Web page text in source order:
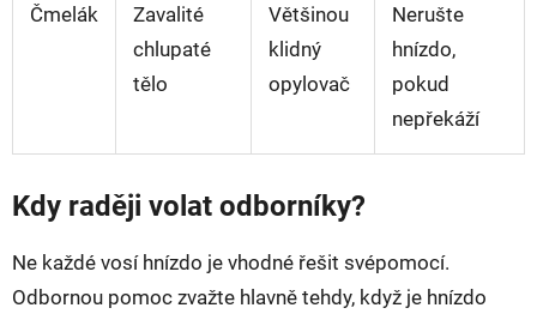
Čmelák
Zavalité
chlupaté
tělo
Většinou
klidný
opylovač
Nerušte
hnízdo,
pokud
nepřekáží
Kdy raději volat odborníky?
Ne každé vosí hnízdo je vhodné řešit svépomocí.
Odbornou pomoc zvažte hlavně tehdy, když je hnízdo